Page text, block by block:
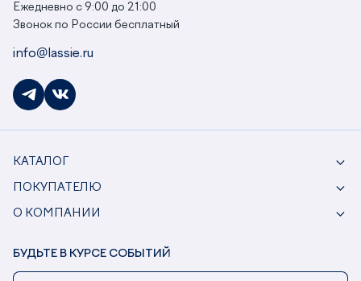
Ежедневно с 9:00 до 21:00
Звонок по России бесплатный
info@lassie.ru
КАТАЛОГ
ПОКУПАТЕЛЮ
О КОМПАНИИ
БУДЬТЕ В КУРСЕ СОБЫТИЙ